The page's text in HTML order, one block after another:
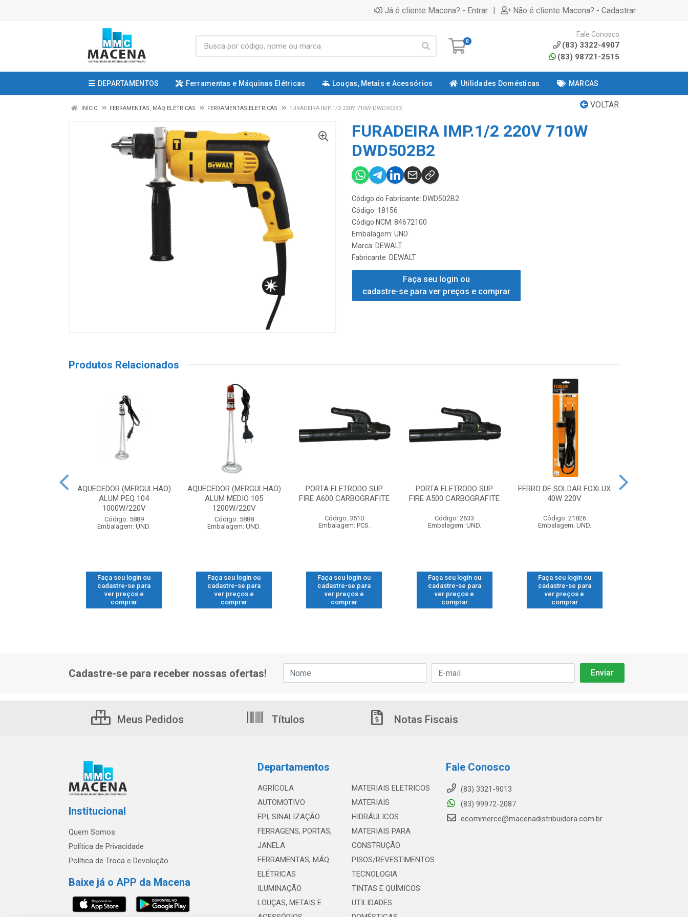
Já é cliente Macena? - Entrar | Não é cliente Macena? - Cadastrar
0
Fale Conosco
(83) 3322-4907
(83) 98721-2515
DEPARTAMENTOS Ferramentas e Máquinas Elétricas Louças, Metais e Acessórios Utilidades Domésticas MARCAS
VOLTAR
INÍCIO FERRAMENTAS, MÁQ ELÉTRICAS FERRAMENTAS ELETRICAS FURADEIRA IMP.1/2 220V 710W DWD502B2
FURADEIRA IMP.1/2 220V 710W
DWD502B2
Código do Fabricante: DWD502B2
Código: 18156
Código NCM: 84672100
Embalagem: UND.
Marca: DEWALT
Fabricante: DEWALT
Faça seu login ou
cadastre-se para ver preços e comprar
Produtos Relacionados
AQUECEDOR (MERGULHAO)
ALUM PEQ 104
1000W/220V
Código: 5889
Embalagem: UND.
Faça seu login ou
cadastre-se para
ver preços e
comprar
AQUECEDOR (MERGULHAO)
ALUM MEDIO 105
1200W/220V
Código: 5888
Embalagem: UND.
Faça seu login ou
cadastre-se para
ver preços e
comprar
PORTA ELETRODO SUP
FIRE A600 CARBOGRAFITE
Código: 3510
Embalagem: PCS.
Faça seu login ou
cadastre-se para
ver preços e
comprar
PORTA ELETRODO SUP
FIRE A500 CARBOGRAFITE
Código: 2633
Embalagem: UND.
Faça seu login ou
cadastre-se para
ver preços e
comprar
FERRO DE SOLDAR FOXLUX
40W 220V
Código: 21826
Embalagem: UND.
Faça seu login ou
cadastre-se para
ver preços e
comprar
Cadastre-se para receber nossas ofertas!
Meus Pedidos Títulos Notas Fiscais
Institucional
Quem Somos
Política de Privacidade
Política de Troca e Devolução
Baixe já o APP da Macena
Departamentos
AGRÍCOLA
AUTOMOTIVO
EPI, SINALIZAÇÃO
FERRAGENS, PORTAS,
JANELA
FERRAMENTAS, MÁQ
ELÉTRICAS
ILUMINAÇÃO
LOUÇAS, METAIS E
MATERIAIS ELETRICOS
MATERIAIS
HIDRÁULICOS
MATERIAIS PARA
CONSTRUÇÃO
PISOS/REVESTIMENTOS
TECNOLOGIA
TINTAS E QUÍMICOS
UTILIDADES
Fale Conosco
(83) 3321-9013
(83) 99972-2087
ecommerce@macenadistribuidora.com.br